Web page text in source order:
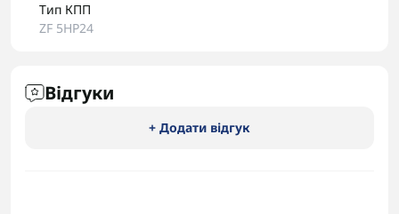
Тип КПП
ZF 5HP24
Відгуки
+ Додати відгук